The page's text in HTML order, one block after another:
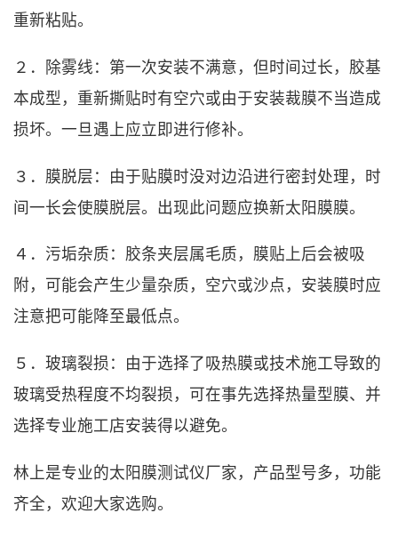
重新粘贴。
２．除雾线：第一次安装不满意，但时间过长，胶基
本成型，重新撕贴时有空穴或由于安装裁膜不当造成
损坏。一旦遇上应立即进行修补。
３．膜脱层：由于贴膜时没对边沿进行密封处理，时
间一长会使膜脱层。出现此问题应换新太阳膜膜。
４．污垢杂质：胶条夹层属毛质，膜贴上后会被吸
附，可能会产生少量杂质，空穴或沙点，安装膜时应
注意把可能降至最低点。
５．玻璃裂损：由于选择了吸热膜或技术施工导致的
玻璃受热程度不均裂损，可在事先选择热量型膜、并
选择专业施工店安装得以避免。
林上是专业的太阳膜测试仪厂家，产品型号多，功能
齐全，欢迎大家选购。